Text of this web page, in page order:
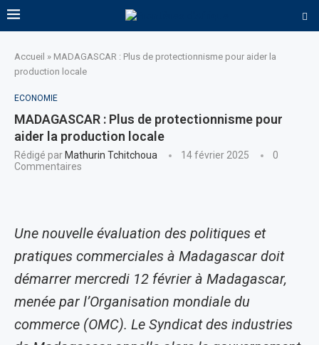
Accueil » MADAGASCAR : Plus de protectionnisme pour aider la
production locale
ECONOMIE
MADAGASCAR : Plus de protectionnisme pour
aider la production locale
Rédigé par Mathurin Tchitchoua 14 février 2025
0
Commentaires
Une nouvelle évaluation des politiques et
pratiques commerciales à Madagascar doit
démarrer mercredi 12 février à Madagascar,
menée par l’Organisation mondiale du
commerce (OMC). Le Syndicat des industries